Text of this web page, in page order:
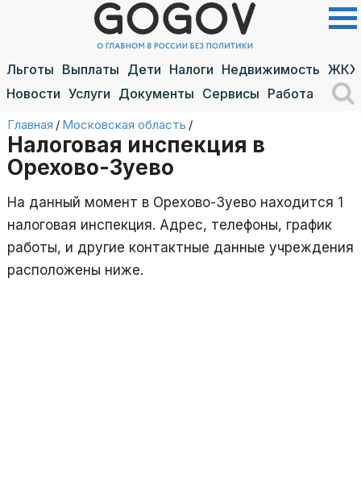
Льготы Выплаты Дети Налоги Недвижимость ЖКХ
Новости Услуги Документы Сервисы Работа
Главная / Московская область /
Налоговая инспекция в
Орехово-Зуево
На данный момент в Орехово-Зуево находится 1
налоговая инспекция. Адрес, телефоны, график
работы, и другие контактные данные учреждения
расположены ниже.